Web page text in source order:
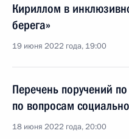
Кириллом в
берега»
19 июня 2022 года, 19:00
Перечень поручений
по вопросам
18 июня 2022 года, 20:00